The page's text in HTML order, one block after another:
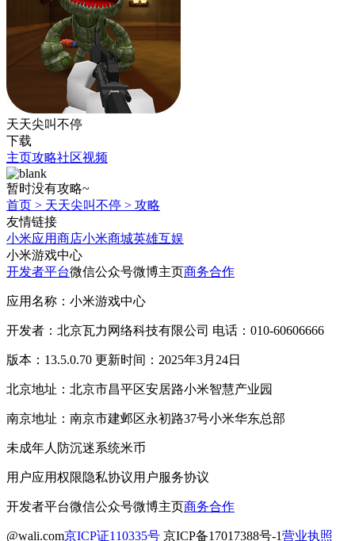
天天尖叫不停
下载
主页攻略社区视频
暂时没有攻略~
首页 > 天天尖叫不停 > 攻略
友情链接
小米应用商店小米商城英雄互娱
小米游戏中心
开发者平台微信公众号微博主页商务合作
应用名称：小米游戏中心
开发者：北京瓦力网络科技有限公司 电话：010-60606666
版本：13.5.0.70 更新时间：2025年3月24日
北京地址：北京市昌平区安居路小米智慧产业园
南京地址：南京市建邺区永初路37号小米华东总部
未成年人防沉迷系统米币
用户应用权限隐私协议用户服务协议
开发者平台微信公众号微博主页商务合作
@wali.com京ICP证110335号 京ICP备17017388号-1营业执照